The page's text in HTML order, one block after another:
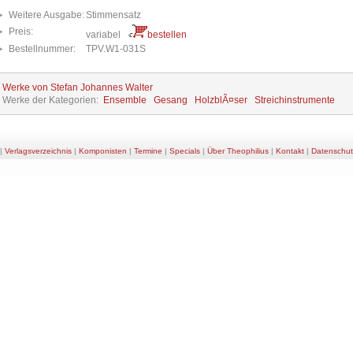
Weitere Ausgabe:Stimmensatz
Preis:
variabel
bestellen
Bestellnummer:
TPV.W1-031S
Werke von Stefan Johannes Walter
Werke der Kategorien: Ensemble Gesang HolzblÃ¤ser Streichinstrumente
| Verlagsverzeichnis| Komponisten | Termine | Specials| Über Theophilius| Kontakt|